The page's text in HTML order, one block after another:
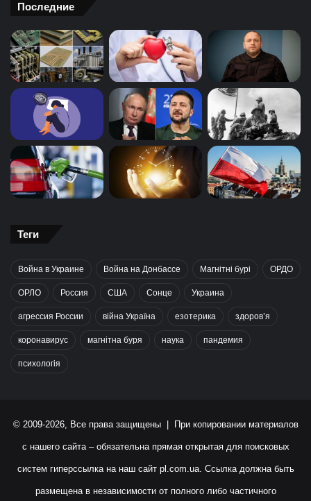
Последние
Теги
Война в Украине Война на Донбассе Магнітні бурі ОРДО
ОРЛО Россия США Сонце Украина
агрессия России війна Україна езотерика здоров’я
коронавирус магнітна буря наука пандемия
психологія
© 2009-2026, Все права защищены | При копировании материалов
с нашего сайта – обязательна прямая открытая для поисковых
систем гиперссылка на наш сайт pl.com.ua. Ссылка должна быть
размещена в независимости от полного либо частичного